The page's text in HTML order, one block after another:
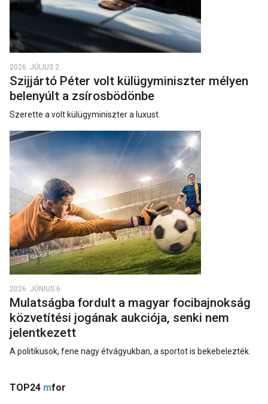
2026. JÚLIUS 2.
Szijjártó Péter volt külügyminiszter mélyen
belenyúlt a zsírosbödönbe
Szerette a volt külügyminiszter a luxust.
2026. JÚNIUS 6.
Mulatságba fordult a magyar focibajnokság
közvetítési jogának aukciója, senki nem
jelentkezett
A politikusok, fene nagy étvágyukban, a sportot is bekebelezték.
TOP24 mfor